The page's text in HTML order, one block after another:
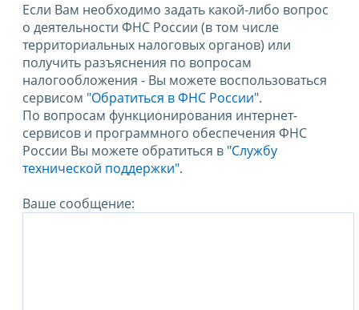
Если Вам необходимо задать какой-либо вопрос
о деятельности ФНС России (в том числе
территориальных налоговых органов) или
получить разъяснения по вопросам
налогообложения - Вы можете воспользоваться
сервисом "Обратиться в ФНС России".
По вопросам функционирования интернет-
сервисов и программного обеспечения ФНС
России Вы можете обратиться в "Службу
технической поддержки".
Ваше сообщение: